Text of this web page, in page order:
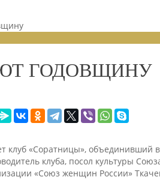
ГОДОВЩИНУ
клуб «Соратницы», объединивший
клуба, посол культуры
«Союз женщин России»